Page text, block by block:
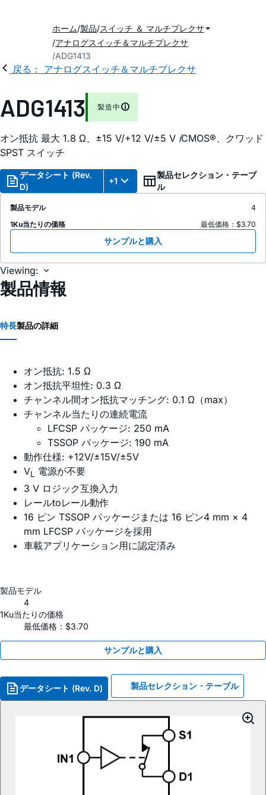
ホーム 製品 スイッチ ＆ マルチプレクサ
アナログスイッチ＆マルチプレクサ
ADG1413
戻る： アナログスイッチ＆マルチプレクサ
ADG1413 製造中
オン抵抗 最大 1.8 Ω、±15 V/+12 V/±5 V iCMOS®、クワッド
SPST スイッチ
データシート (Rev.
D)
+1
製品セレクション・テーブ
ル
製品モデル
4
1Ku当たりの価格
最低価格：$3.70
サンプルと購入
Viewing:
製品情報
特長製品の詳細
オン抵抗: 1.5 Ω
オン抵抗平坦性: 0.3 Ω
チャンネル間オン抵抗マッチング: 0.1 Ω（max）
チャンネル当たりの連続電流
LFCSP パッケージ: 250 mA
TSSOP パッケージ: 190 mA
動作仕様: +12V/±15V/±5V
VL 電源が不要
3 V ロジック互換入力
レールtoレール動作
16 ピン TSSOP パッケージまたは 16 ピン4 mm × 4
mm LFCSP パッケージを採用
車載アプリケーション用に認定済み
製品モデル
4
1Ku当たりの価格
最低価格：$3.70
サンプルと購入
データシート (Rev. D) 製品セレクション・テーブル